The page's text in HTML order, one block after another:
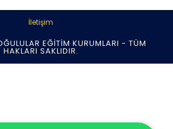
İletişim
EĞITIM KURUMLARI - TÜM
HAKLARI SAKLIDIR.